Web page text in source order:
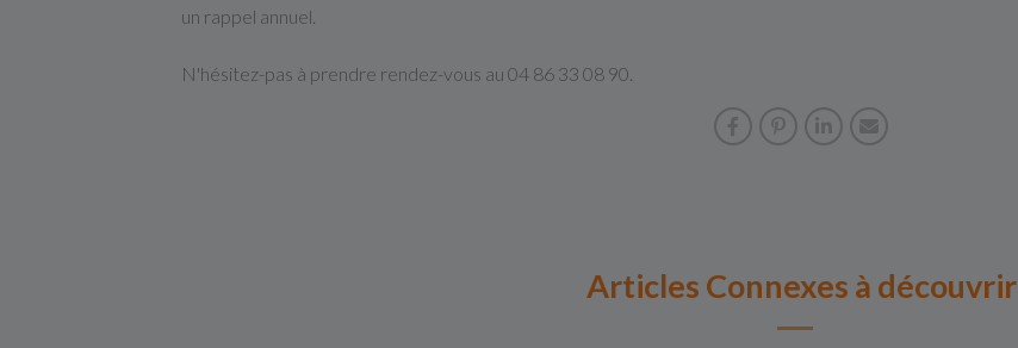
un rappel annuel.
N'hésitez-pas à prendre rendez-vous au 04 86 33 08 90.
Articles Connexes à découvrir